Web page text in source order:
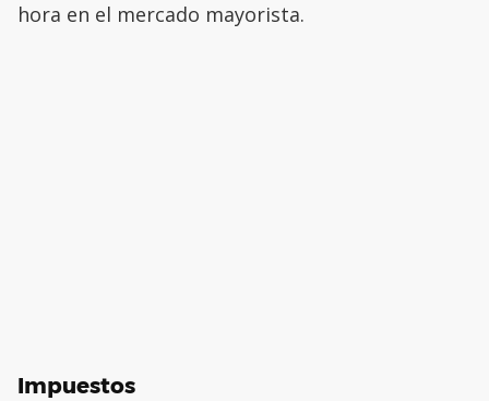
hora en el mercado mayorista.
Impuestos